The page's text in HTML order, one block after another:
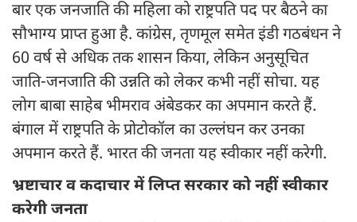
बार एक जनजाति की महिला को राष्ट्रपति पद पर बैठने का
सौभाग्य प्राप्त हुआ है. कांग्रेस, तृणमूल समेत इंडी गठबंधन ने
60 वर्ष से अधिक तक शासन किया, लेकिन अनुसूचित
जाति-जनजाति की उन्नति को लेकर कभी नहीं सोचा. यह
लोग बाबा साहेब भीमराव अंबेडकर का अपमान करते हैं.
बंगाल में राष्ट्रपति के प्रोटोकॉल का उल्लंघन कर उनका
अपमान करते हैं. भारत की जनता यह स्वीकार नहीं करेगी.
भ्रष्टाचार व कदाचार में लिप्त सरकार को नहीं स्वीकार
करेगी जनता